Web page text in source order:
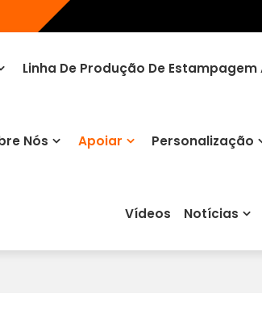
Linha De Produção De
Nós Apoiar Personalização
Vídeos Notícias